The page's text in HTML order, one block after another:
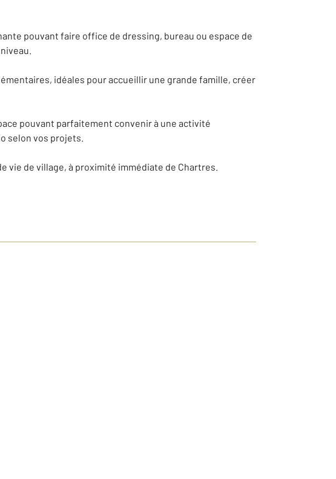
pouvant faire office de dressing, bureau ou espace de
idéales pour accueillir une grande famille, créer
pouvant parfaitement convenir à une activité
selon vos projets.
vie de village, à proximité immédiate de Chartres.